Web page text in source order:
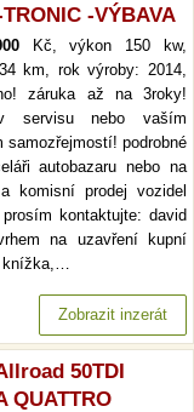
-VÝBAVA
Kč, výkon 150 kw,
km, rok výroby: 2014,
záruka až na 3roky!
servisu nebo vaším
samozřejmostí! podrobné
autobazaru nebo na
komisní prodej vozidel
kontaktujte: david
na uzavření kupní
knížka,…
Zobrazit inzerát
50TDI
QUATTRO